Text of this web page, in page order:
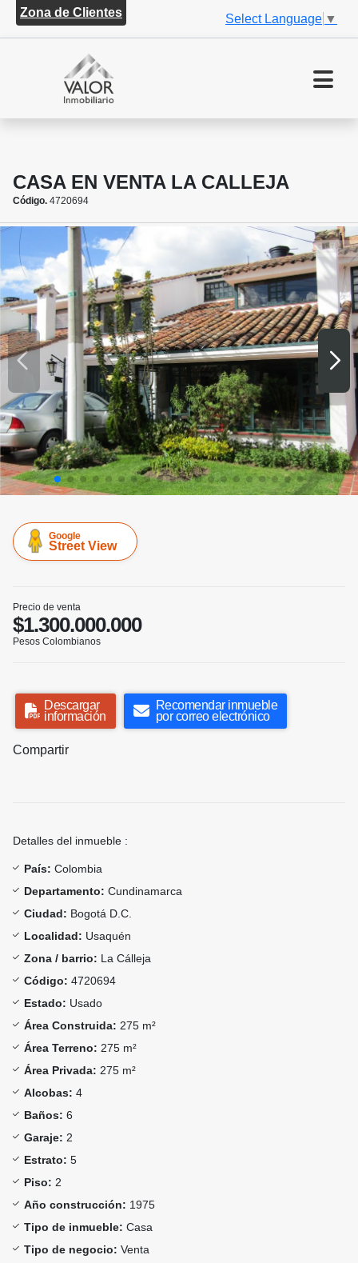
Zona de Clientes Select Language ▼
CASA EN VENTA LA CALLEJA
Código. 4720694
Google
Street View
Precio de venta
$1.300.000.000
Pesos Colombianos
Descargar
información
Recomendar inmueble
por correo electrónico
Compartir
Detalles del inmueble :
País: Colombia
Departamento: Cundinamarca
Ciudad: Bogotá D.C.
Localidad: Usaquén
Zona / barrio: La Cálleja
Código: 4720694
Estado: Usado
Área Construida: 275 m²
Área Terreno: 275 m²
Área Privada: 275 m²
Alcobas: 4
Baños: 6
Garaje: 2
Estrato: 5
Piso: 2
Año construcción: 1975
Tipo de inmueble: Casa
Tipo de negocio: Venta